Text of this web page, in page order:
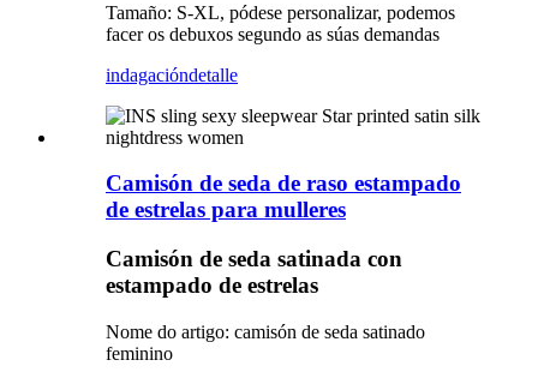
Tamaño: S-XL, pódese personalizar, podemos
facer os debuxos segundo as súas demandas
indagacióndetalle
Camisón de seda de raso estampado
de estrelas para mulleres
Camisón de seda satinada con
estampado de estrelas
Nome do artigo: camisón de seda satinado
feminino